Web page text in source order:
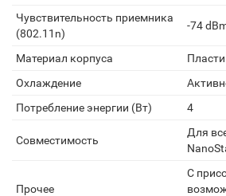
Чувствительность приемника
(802.11n)
-74
Материал корпуса
Охлаждение
Потребление энергии (Вт)
4
Совместимость
Для
Прочее
С